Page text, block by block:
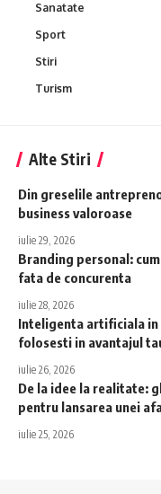
Sanatate
Sport
Stiri
Turism
Alte Stiri
Din greselile
business valoroase
iulie 29, 2026
Branding personal:
fata de concurenta
iulie 28, 2026
Inteligenta artificiala in
folosesti in avantajul
iulie 26, 2026
De la idee la realitate:
pentru lansarea unei
iulie 25, 2026